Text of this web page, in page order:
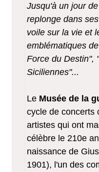
Jusqu'à un jour
replonge dans
voile sur la vie et
emblématiques
Force du Destin",
Siciliennes"...
Le Musée de la
cycle de concerts
artistes qui ont
célèbre le 210e
naissance de
1901), l'un des